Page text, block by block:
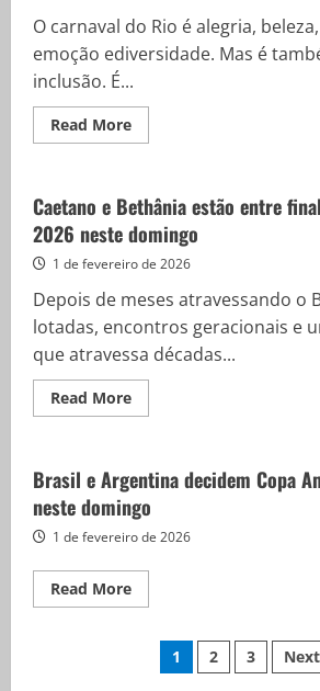
do
Recife
O carnaval do Rio é alegria,
emoção ediversidade. Mas é
inclusão. É...
Read MoreRead
more
saúde
mental
quebram
preconceitos
e
inclusão
no
Rio
Caetano e Bethânia estão entre
2026 neste domingo
1 de fevereiro de 2026
Depois de meses atravessando o
lotadas, encontros geracionais e
que atravessa décadas...
Read MoreRead
more
Bethânia
estão
entre
finalistas
de
2026
domingo
Brasil e Argentina decidem Copa
neste domingo
1 de fevereiro de 2026
Read MoreRead
more
Argentina
decidem
Paginação
1 2 3 Next